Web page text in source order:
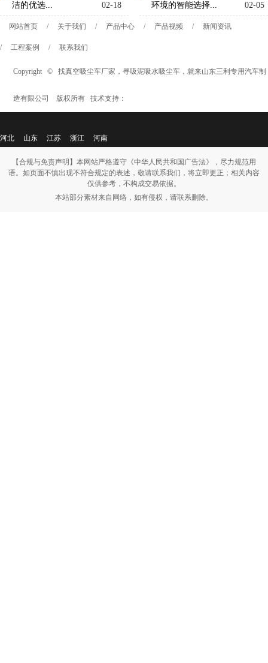
洁的优选... 02-18 环境的智能选择... 02-05
网站首页 / 关于我们 / 产品中心 / 产品视频 / 新闻资讯
/ 工程案例 / 联系我们
Copyright © 找真空吸尘车厂家 ， 寻吸泥吸水吸尘车 ，就来山东三利专用汽车制
造有限公司 版权所有 技术支持：
河北 山东 江苏 浙江 河南
【合规与免责声明】本网站严格遵守《中华人民共和国广告法》，尽力规范用
语。如页面不慎出现不符合规定的表述，敬请联系我们，将立即更正；相关内容
仅供参考，不构成交易依据。
本站部分素材来自网络，如有侵权，请联系删除。